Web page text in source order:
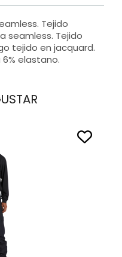
Tejido
seamless. Tejido
tejido en jacquard.
elastano.